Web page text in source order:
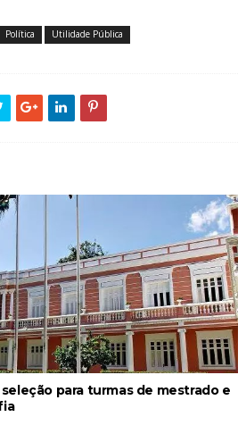
Política Utilidade Pública
para turmas de mestrado e